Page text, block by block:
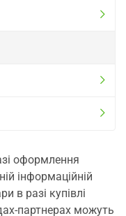
оформлення
інформаційній
в разі купівлі
партнерах можуть